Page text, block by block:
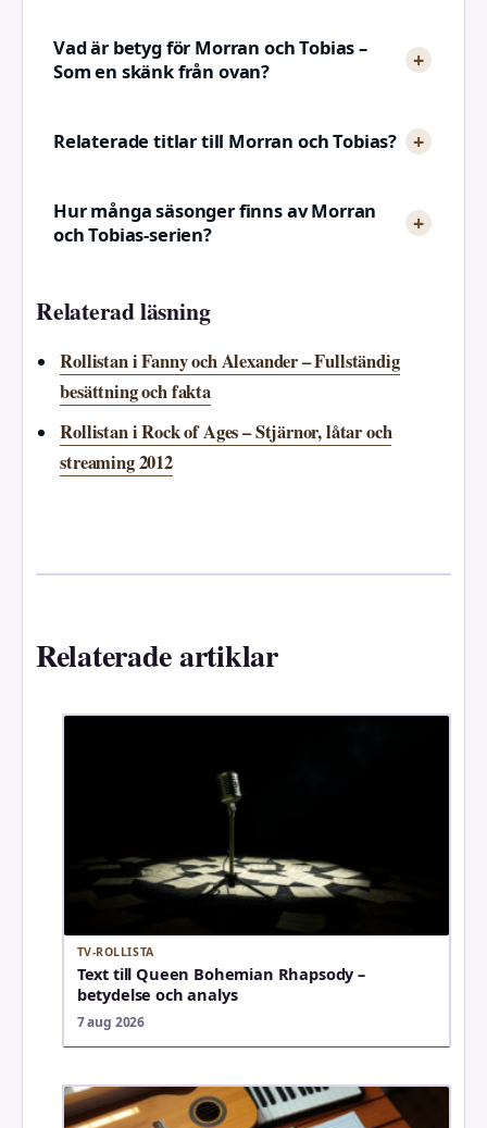
Vad är betyg för Morran och Tobias –
Som en skänk från ovan?
Relaterade titlar till Morran och Tobias?
Hur många säsonger finns av Morran
och Tobias-serien?
Relaterad läsning
Rollistan i Fanny och Alexander – Fullständig
besättning och fakta
Rollistan i Rock of Ages – Stjärnor, låtar och
streaming 2012
Relaterade artiklar
TV-ROLLISTA
Text till Queen Bohemian Rhapsody –
betydelse och analys
7 aug 2026